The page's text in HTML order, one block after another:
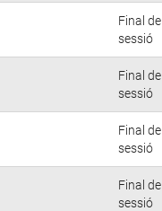
Final de
sessió
Final de
sessió
Final de
sessió
Final de
sessió